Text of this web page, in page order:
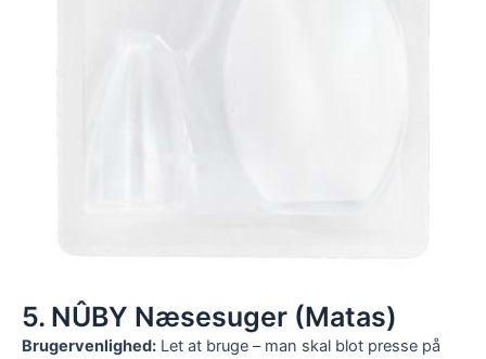
5. NÛBY Næsesuger (Matas)
Brugervenlighed: Let at bruge – man skal blot presse på